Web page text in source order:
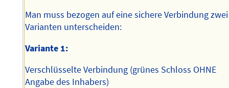
Man muss bezogen auf eine sichere Verbindung zwei
Varianten unterscheiden:
Variante 1:
Verschlüsselte Verbindung (grünes Schloss OHNE
Angabe des Inhabers)